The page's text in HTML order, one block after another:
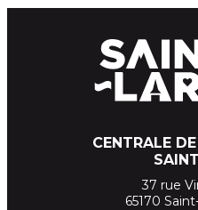
CENTRALE
37 rue
65170